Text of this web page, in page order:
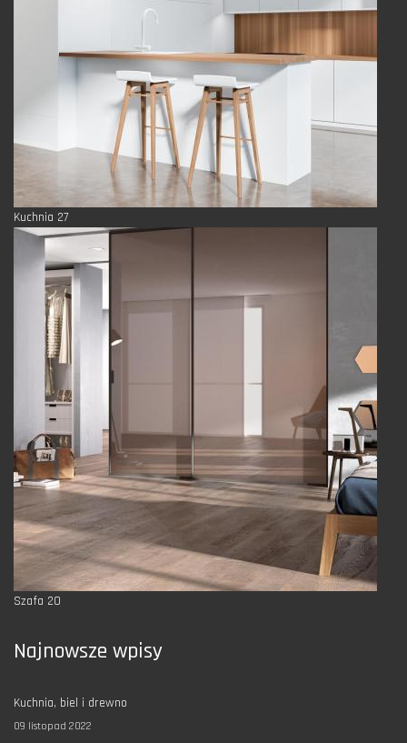
Kuchnia 27
Szafa 20
Najnowsze wpisy
Kuchnia, biel i drewno
09 listopad 2022